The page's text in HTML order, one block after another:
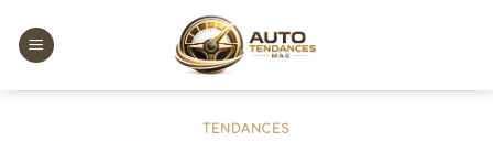
content
TENDANCES